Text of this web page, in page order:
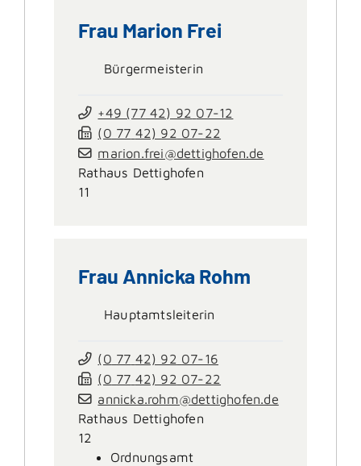
Frau Marion Frei
Bürgermeisterin
+49 (77 42) 92 07-12
(0 77 42) 92 07-22
marion.frei@dettighofen.de
Rathaus Dettighofen
11
Frau Annicka Rohm
Hauptamtsleiterin
(0 77 42) 92 07-16
(0 77 42) 92 07-22
annicka.rohm@dettighofen.de
Rathaus Dettighofen
12
Ordnungsamt